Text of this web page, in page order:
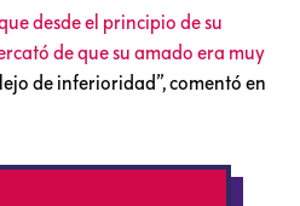
desde el principio de su
de que su amado era muy
de inferioridad”, comentó en